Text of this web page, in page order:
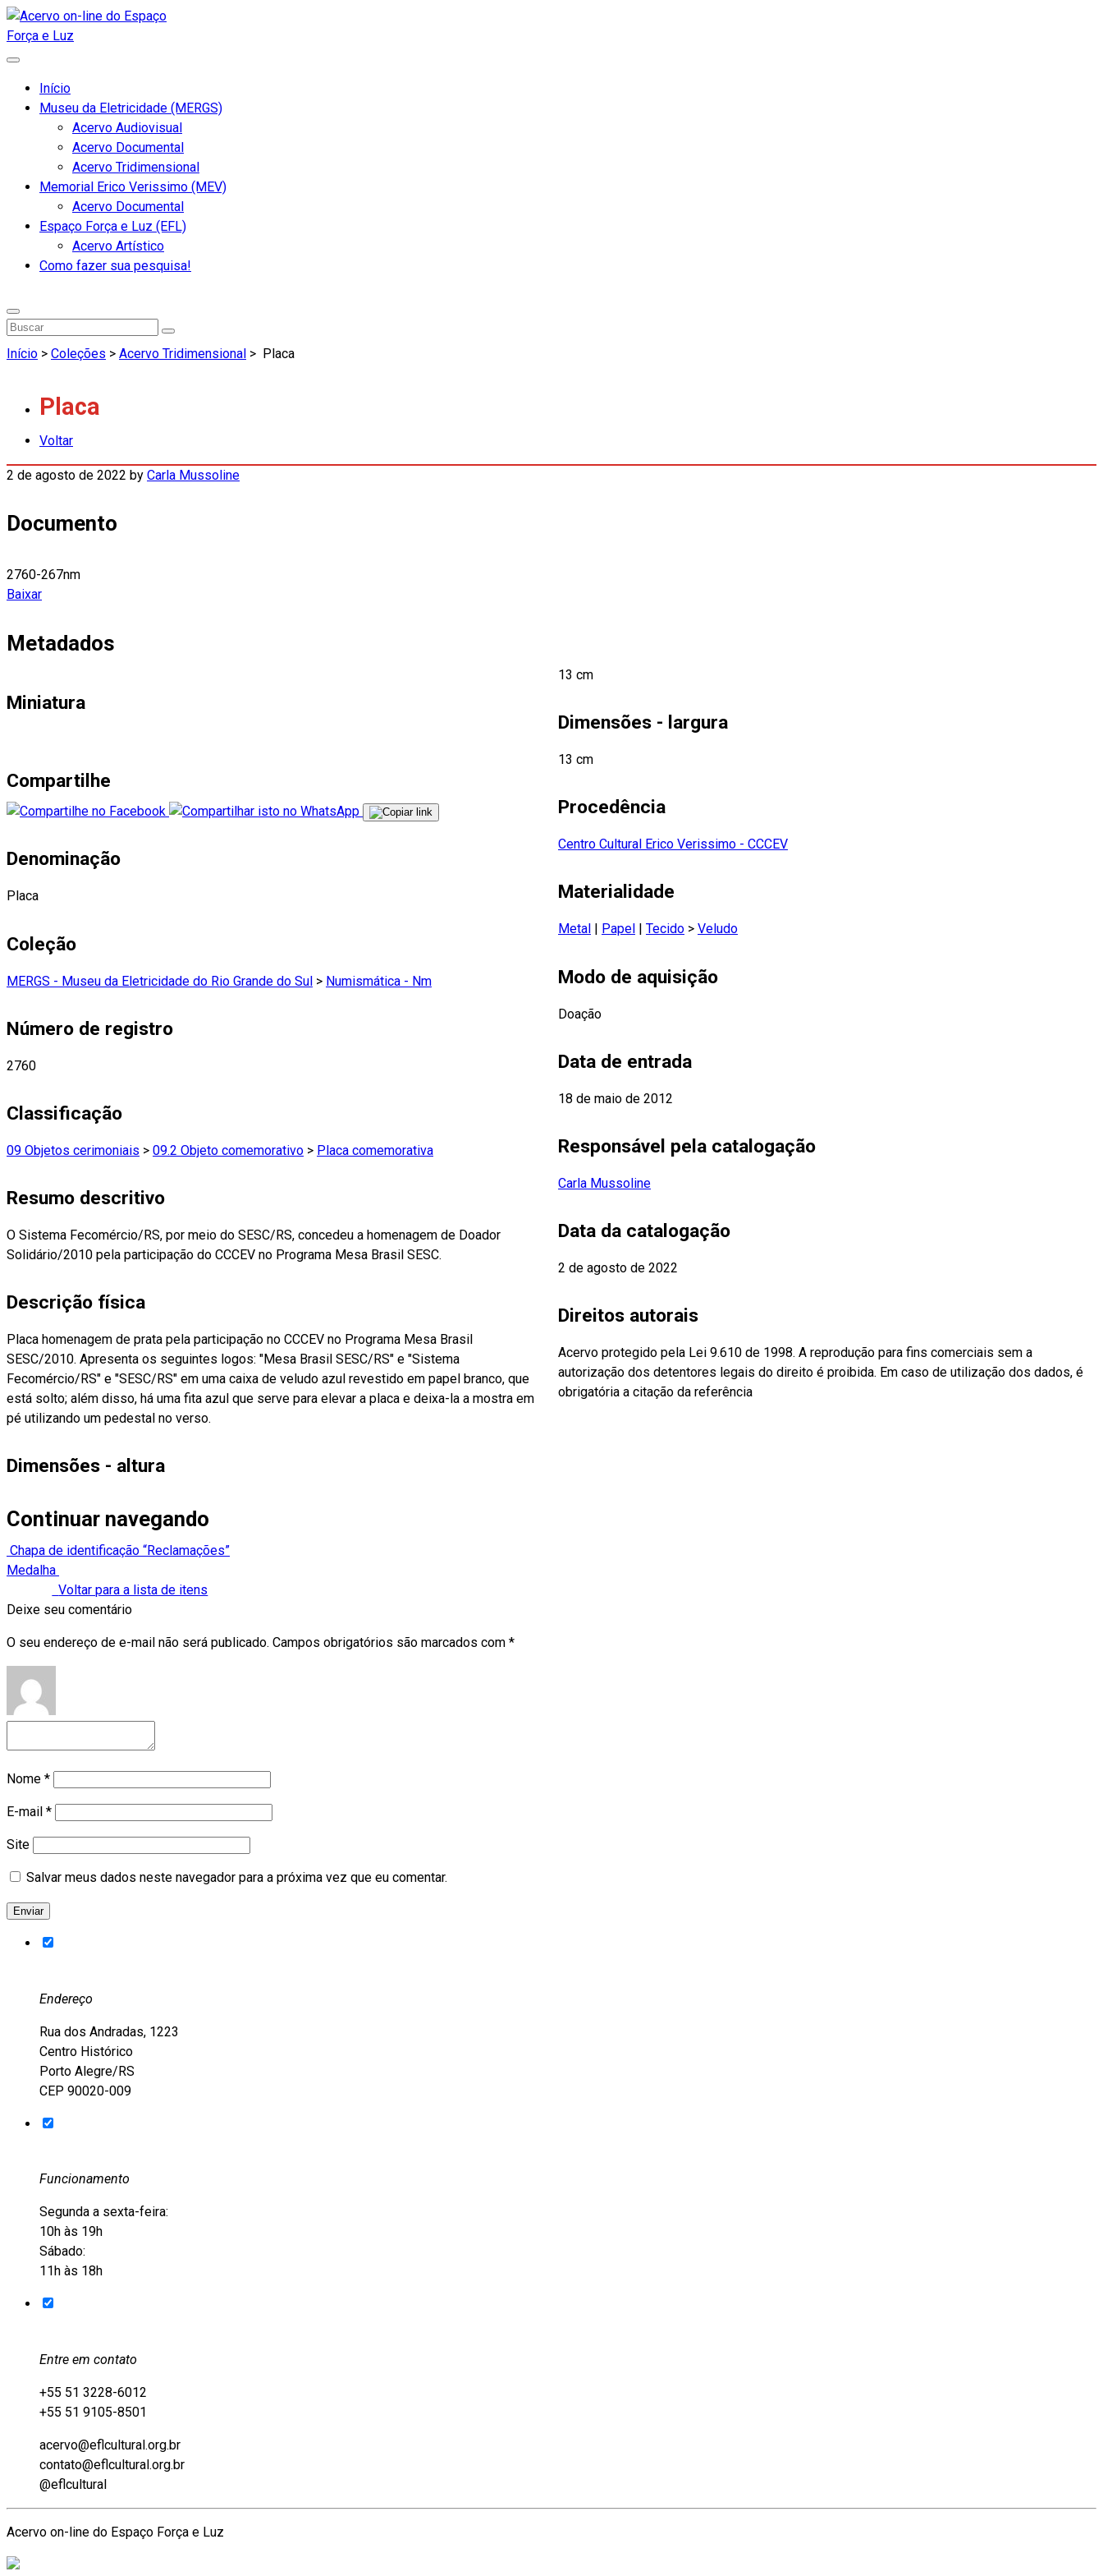
Início
Museu da Eletricidade (MERGS)
Acervo Audiovisual
Acervo Documental
Acervo Tridimensional
Memorial Erico Verissimo (MEV)
Acervo Documental
Espaço Força e Luz (EFL)
Acervo Artístico
Como fazer sua pesquisa!
Início > Coleções > Acervo Tridimensional > Placa
Placa
Voltar
2 de agosto de 2022 by Carla Mussoline
Documento
2760-267nm
Baixar
Metadados
Miniatura
Compartilhe
Denominação
Placa
Coleção
MERGS - Museu da Eletricidade do Rio Grande do Sul > Numismática - Nm
Número de registro
2760
Classificação
09 Objetos cerimoniais > 09.2 Objeto comemorativo > Placa comemorativa
Resumo descritivo
O Sistema Fecomércio/RS, por meio do SESC/RS, concedeu a homenagem de Doador
Solidário/2010 pela participação do CCCEV no Programa Mesa Brasil SESC.
Descrição física
Placa homenagem de prata pela participação no CCCEV no Programa Mesa Brasil
SESC/2010. Apresenta os seguintes logos: "Mesa Brasil SESC/RS" e "Sistema
Fecomércio/RS" e "SESC/RS" em uma caixa de veludo azul revestido em papel branco, que
está solto; além disso, há uma fita azul que serve para elevar a placa e deixa-la a mostra em
pé utilizando um pedestal no verso.
Dimensões - altura
13 cm
Dimensões - largura
13 cm
Procedência
Centro Cultural Erico Verissimo - CCCEV
Materialidade
Metal Papel Tecido > Veludo
Modo de aquisição
Doação
Data de entrada
18 de maio de 2012
Responsável pela catalogação
Carla Mussoline
Data da catalogação
2 de agosto de 2022
Direitos autorais
Acervo protegido pela Lei 9.610 de 1998. A reprodução para fins comerciais sem a
autorização dos detentores legais do direito é proibida. Em caso de utilização dos dados, é
obrigatória a citação da referência
Continuar navegando
Chapa de identificação “Reclamações”
Medalha
Voltar para a lista de itens
Deixe seu comentário
O seu endereço de e-mail não será publicado. Campos obrigatórios são marcados com *
Nome *
E-mail *
Site
Salvar meus dados neste navegador para a próxima vez que eu comentar.
Endereço
Rua dos Andradas, 1223
Centro Histórico
Porto Alegre/RS
CEP 90020-009
Funcionamento
Segunda a sexta-feira:
10h às 19h
Sábado:
11h às 18h
Entre em contato
+55 51 3228-6012
+55 51 9105-8501
acervo@eflcultural.org.br
contato@eflcultural.org.br
@eflcultural
Acervo on-line do Espaço Força e Luz